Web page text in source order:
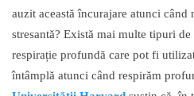
auzit această încurajare atunci
stresantă? Există mai multe tipuri
respirație profundă care pot fi
întâmplă atunci când respirăm